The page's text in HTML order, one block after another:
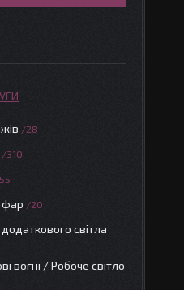
28
310
55
фар 20
світла
вогні / Робоче світло